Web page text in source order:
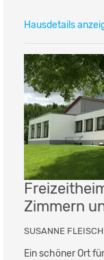
Hausdetails
Zimmern
SUSANNE
Ein schöner Ort